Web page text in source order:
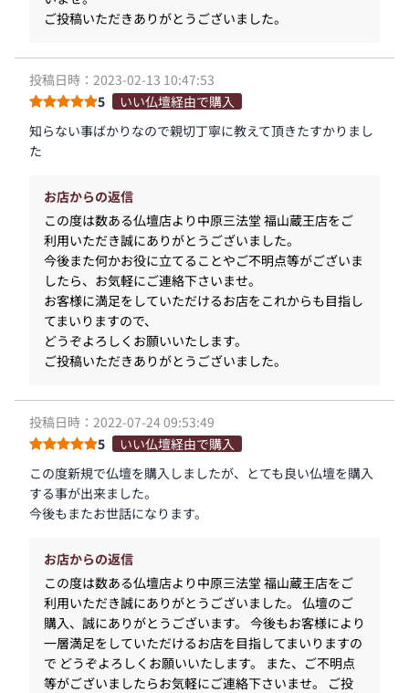
ご投稿いただきありがとうございました。
投稿日時：2023-02-13 10:47:53
5
いい仏壇経由で購入
知らない事ばかりなので親切丁寧に教えて頂きたすかりまし
た
お店からの返信
この度は数ある仏壇店より中原三法堂 福山蔵王店をご
利用いただき誠にありがとうございました。
今後また何かお役に立てることやご不明点等がございま
したら、お気軽にご連絡下さいませ。
お客様に満足をしていただけるお店をこれからも目指し
てまいりますので、
どうぞよろしくお願いいたします。
ご投稿いただきありがとうございました。
投稿日時：2022-07-24 09:53:49
5
いい仏壇経由で購入
この度新規で仏壇を購入しましたが、とても良い仏壇を購入
する事が出来ました。
今後もまたお世話になります。
お店からの返信
この度は数ある仏壇店より中原三法堂 福山蔵王店をご
利用いただき誠にありがとうございました。 仏壇のご
購入、誠にありがとうございます。 今後もお客様により
一層満足をしていただけるお店を目指してまいりますの
で どうぞよろしくお願いいたします。 また、ご不明点
等がございましたらお気軽にご連絡下さいませ。 ご投